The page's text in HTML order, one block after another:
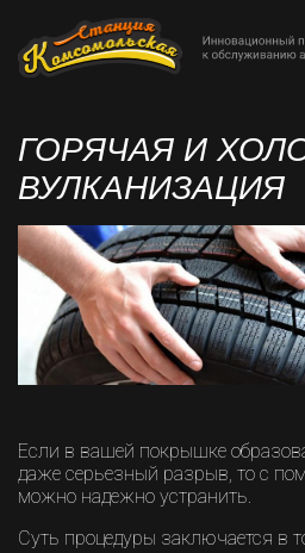
ГОРЯЧАЯ И
ВУЛКАНИЗАЦИЯ
Если в вашей покрышке
даже серьезный разрыв, то с
можно надежно устранить.
Суть процедуры заключается в